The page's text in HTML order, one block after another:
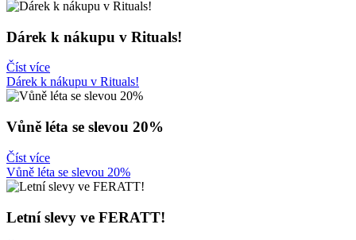
Dárek k nákupu v Rituals!
Číst více
Dárek k nákupu v Rituals!
Vůně léta se slevou 20%
Číst více
Vůně léta se slevou 20%
Letní slevy ve FERATT!